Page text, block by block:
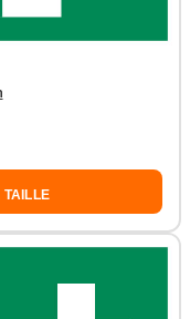
TAILLE